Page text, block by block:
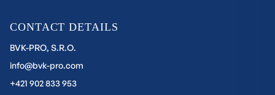
CONTACT DETAILS
BVK-PRO, S.R.O.
info@bvk-pro.com
+421 902 833 953